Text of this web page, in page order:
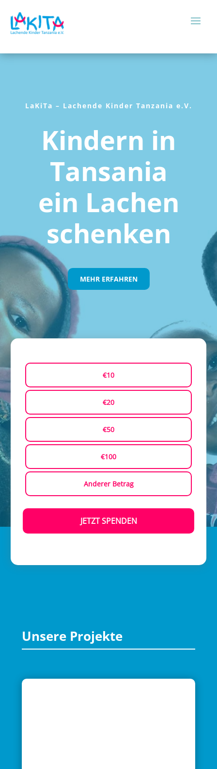
LaKiTa – Lachende Kinder Tanzania e.V.
Kindern in
Tansania
ein Lachen
schenken
MEHR ERFAHREN
€10
€20
€50
€100
Anderer Betrag
JETZT SPENDEN
Unsere Projekte